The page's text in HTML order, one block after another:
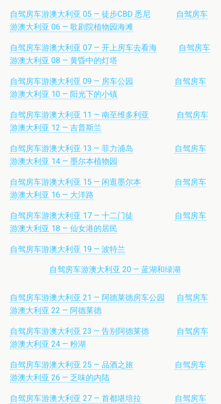
自驾房车游澳大利亚 05 — 徒步CBD 悉尼
自驾房车
游澳大利亚 06 — 歌剧院植物园海滩
自驾房车游澳大利亚 07 — 开上房车去看海
自驾房车
游澳大利亚 08 — 黄昏中的灯塔
自驾房车游澳大利亚 09 — 房车公园
自驾房车
游澳大利亚 10 — 阳光下的小镇
自驾房车游澳大利亚 11 — 南至维多利亚
自驾房车
游澳大利亚 12 — 吉普斯兰
自驾房车游澳大利亚 13 — 菲力浦岛
自驾房车
游澳大利亚 14 — 墨尔本植物园
自驾房车游澳大利亚 15 — 闲逛墨尔本
自驾房车
游澳大利亚 16 — 大洋路
自驾房车游澳大利亚 17 — 十二门徒
自驾房车
游澳大利亚 18 — 仙女港的居民
自驾房车游澳大利亚 19 — 波特兰
自驾房车游澳大利亚 20 — 蓝湖和绿湖
自驾房车游澳大利亚 21 — 阿德莱德房车公园
自驾房车
游澳大利亚 22 — 阿德莱德
自驾房车游澳大利亚 23 — 告别阿德莱德
自驾房车
游澳大利亚 24 — 粉湖
自驾房车游澳大利亚 25 — 品酒之旅
自驾房车
游澳大利亚 26 — 乏味的内陆
自驾房车游澳大利亚 27 — 首都堪培拉
自驾房车